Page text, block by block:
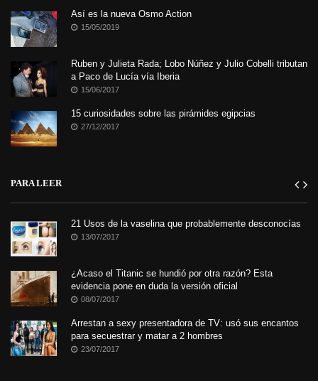
Así es la nueva Osmo Action
15/05/2019
Ruben y Julieta Rada; Lobo Núñez y Julio Cobelli tributan
a Paco de Lucía vía Iberia
15/06/2017
15 curiosidades sobre las pirámides egipcias
27/12/2017
PARA LEER
21 Usos de la vaselina que probablemente desconocías
13/07/2017
¿Acaso el Titanic se hundió por otra razón? Esta
evidencia pone en duda la versión oficial
08/07/2017
Arrestan a sexy presentadora de TV: usó sus encantos
para secuestrar y matar a 2 hombres
23/07/2017